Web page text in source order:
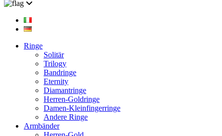
Ringe
Solitär
Trilogy
Bandringe
Eternity
Diamantringe
Herren-Goldringe
Damen-Kleinfingerringe
Andere Ringe
Armbänder